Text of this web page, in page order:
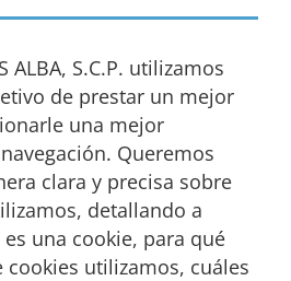
ALBA, S.C.P. utilizamos
de prestar un mejor
una mejor
Queremos
clara y precisa sobre
detallando a
una cookie, para qué
cookies utilizamos, cuáles